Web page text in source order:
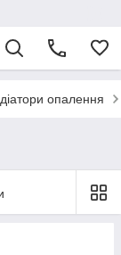
опалення